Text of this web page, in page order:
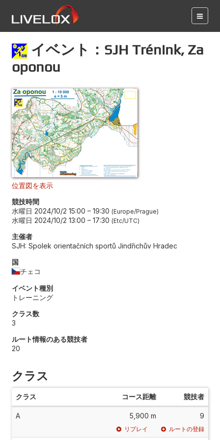
イベント：SJH Trénink, Za
oponou
位置図を表示
競技時間
水曜日 2024/10/2 15:00 – 19:30 Europe/Prague
水曜日 2024/10/2 13:00 – 17:30 Etc/UTC
主催者
SJH: Spolek orientačních sportů Jindřichův Hradec
国
チェコ
イベント種別
トレーニング
クラス数
3
ルート情報のある競技者
20
クラス
クラス コース距離 競技者
A 5,900 m 9
リプレイ ルートの登録